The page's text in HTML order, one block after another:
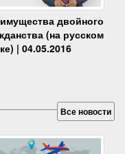
двойного
(на русском
| 04.05.2016
Все новости